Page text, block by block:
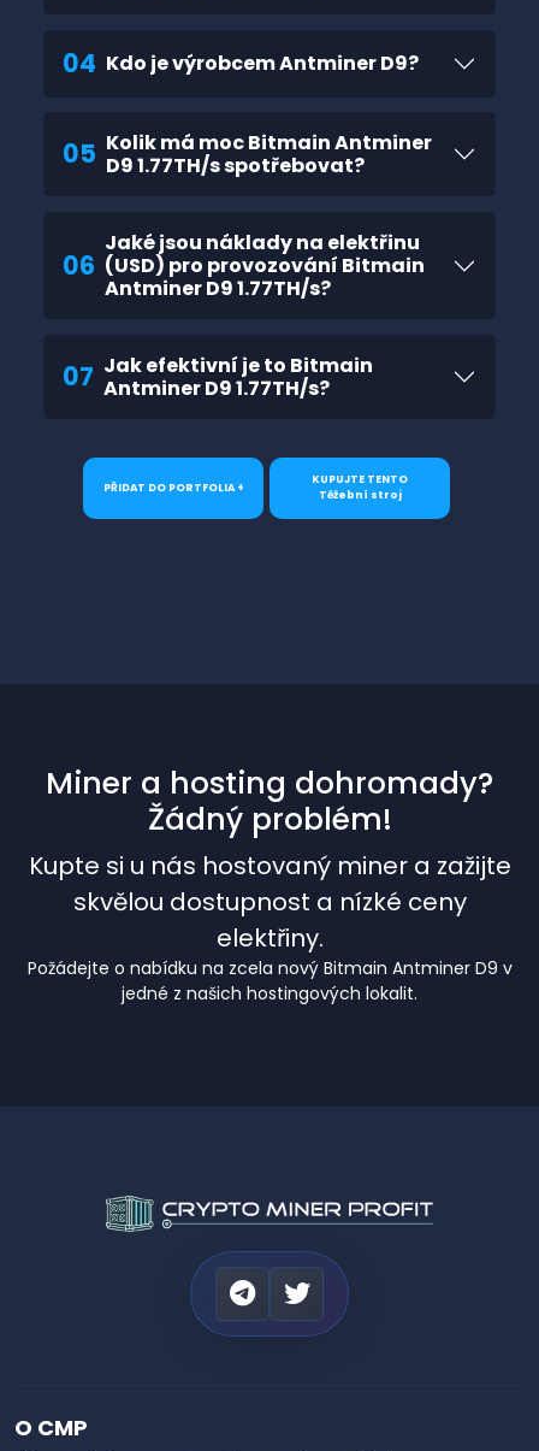
04 Kdo je výrobcem Antminer D9?
05 Kolik má moc Bitmain Antminer
D9 1.77TH/s spotřebovat?
06
Jaké jsou náklady na elektřinu
(USD) pro provozování Bitmain
Antminer D9 1.77TH/s?
07 Jak efektivní je to Bitmain
Antminer D9 1.77TH/s?
PŘIDAT DO PORTFOLIA +
KUPUJTE TENTO
Těžební stroj
Miner a hosting dohromady?
Žádný problém!
Kupte si u nás hostovaný miner a zažijte
skvělou dostupnost a nízké ceny
elektřiny.
Požádejte o nabídku na zcela nový Bitmain Antminer D9 v
jedné z našich hostingových lokalit.
O CMP